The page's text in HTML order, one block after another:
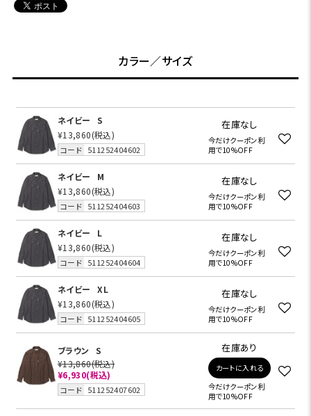
カラー／サイズ
ネイビー
S
¥13,860(税込)
コード 511252404602
在庫なし
今だけクーポン利
用で10%OFF
ネイビー
M
¥13,860(税込)
コード 511252404603
在庫なし
今だけクーポン利
用で10%OFF
ネイビー
L
¥13,860(税込)
コード 511252404604
在庫なし
今だけクーポン利
用で10%OFF
ネイビー
XL
¥13,860(税込)
コード 511252404605
在庫なし
今だけクーポン利
用で10%OFF
ブラウン
S
¥13,860(税込)
¥6,930(税込)
コード 511252407602
在庫あり
カートに入れる
今だけクーポン利
用で10%OFF